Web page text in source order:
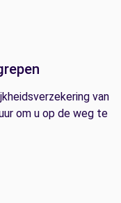
van
om u op de weg te